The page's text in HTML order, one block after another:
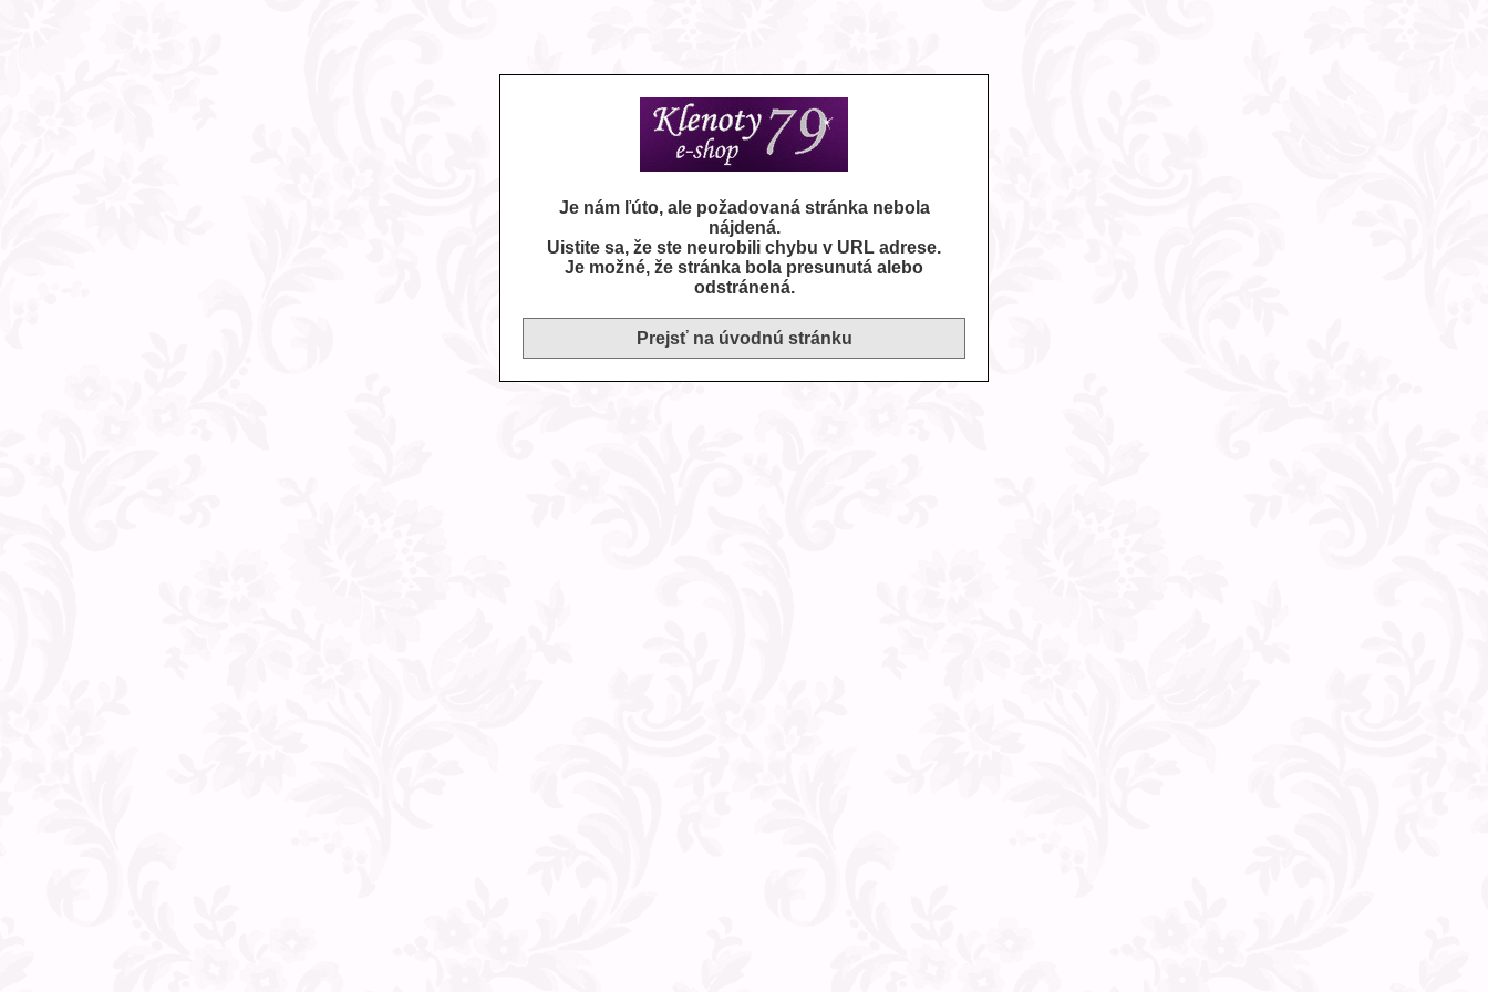
Je nám ľúto, ale požadovaná stránka nebola
nájdená.
Uistite sa, že ste neurobili chybu v URL adrese.
Je možné, že stránka bola presunutá alebo
odstránená.
Prejsť na úvodnú stránku